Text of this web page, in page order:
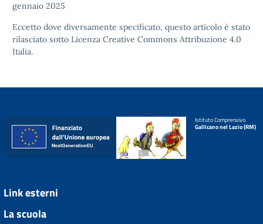
gennaio 2025
Eccetto dove diversamente specificato, questo articolo è stato
rilasciato sotto Licenza Creative Commons Attribuzione 4.0
Italia.
Istituto Comprensivo
Gallicano nel Lazio (RM)
Link esterni
La scuola